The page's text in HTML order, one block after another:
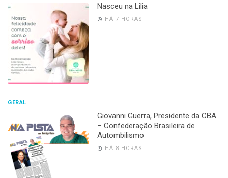
Nasceu na Lilia
HÁ 7 HORAS
GERAL
Giovanni Guerra, Presidente da CBA
– Confederação Brasileira de
Autombilismo
HÁ 8 HORAS